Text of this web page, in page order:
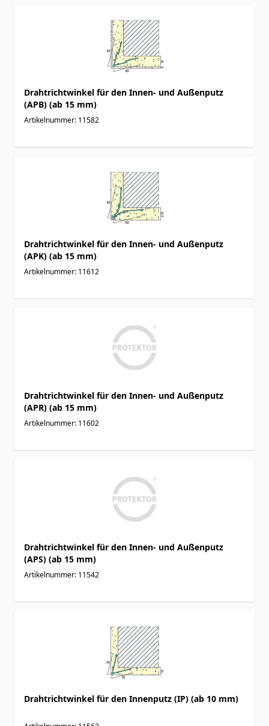
Drahtrichtwinkel für den Innen- und Außenputz
(APB) (ab 15 mm)
Artikelnummer: 11582
Drahtrichtwinkel für den Innen- und Außenputz
(APK) (ab 15 mm)
Artikelnummer: 11612
Drahtrichtwinkel für den Innen- und Außenputz
(APR) (ab 15 mm)
Artikelnummer: 11602
Drahtrichtwinkel für den Innen- und Außenputz
(APS) (ab 15 mm)
Artikelnummer: 11542
Drahtrichtwinkel für den Innenputz (IP) (ab 10 mm)